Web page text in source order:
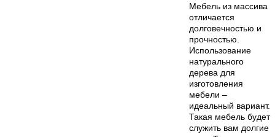
Мебель из массива
отличается
долговечностью и
прочностью.
Использование
натурального
дерева для
изготовления
мебели –
идеальный вариант.
Такая мебель будет
служить вам долгие